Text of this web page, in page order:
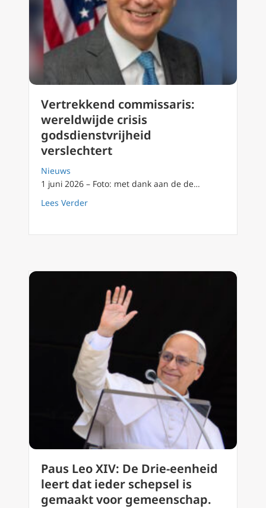
Vertrekkend commissaris:
wereldwijde crisis
godsdienstvrijheid
verslechtert
Nieuws
1 juni 2026 – Foto: met dank aan de de…
Lees Verderabout Vertrekkend commissaris:
Paus Leo XIV: De Drie-eenheid
leert dat ieder schepsel is
gemaakt voor gemeenschap.